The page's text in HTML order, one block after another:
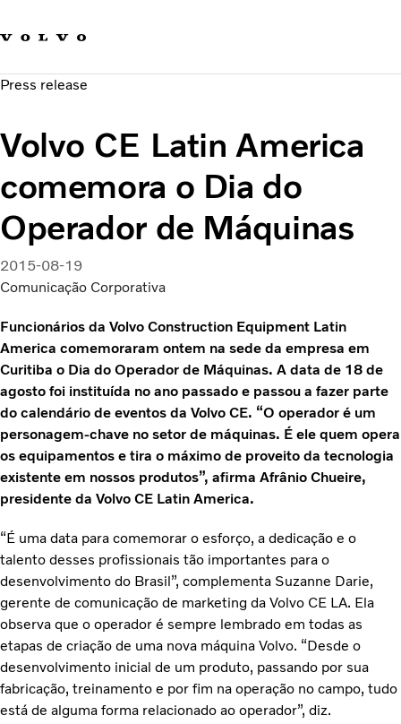
Carreira
Sustentabilidade e Segurança
Press release
Volvo CE Latin America
comemora o Dia do
Operador de Máquinas
2015-08-19
Comunicação Corporativa
Funcionários da Volvo Construction Equipment Latin
America comemoraram ontem na sede da empresa em
Curitiba o Dia do Operador de Máquinas. A data de 18 de
agosto foi instituída no ano passado e passou a fazer parte
do calendário de eventos da Volvo CE. “O operador é um
personagem-chave no setor de máquinas. É ele quem opera
os equipamentos e tira o máximo de proveito da tecnologia
existente em nossos produtos”, afirma Afrânio Chueire,
presidente da Volvo CE Latin America.
“É uma data para comemorar o esforço, a dedicação e o
talento desses profissionais tão importantes para o
desenvolvimento do Brasil”, complementa Suzanne Darie,
gerente de comunicação de marketing da Volvo CE LA. Ela
observa que o operador é sempre lembrado em todas as
etapas de criação de uma nova máquina Volvo. “Desde o
desenvolvimento inicial de um produto, passando por sua
fabricação, treinamento e por fim na operação no campo, tudo
está de alguma forma relacionado ao operador”, diz.